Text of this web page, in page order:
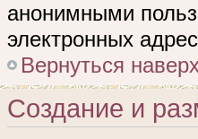
анонимными
электронных
Вернуться
Создание и